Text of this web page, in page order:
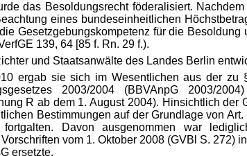
das Besoldungsrecht föderalisiert.
eines bundeseinheitlichen
Gesetzgebungskompetenz für die
139, 64 [85 f. Rn. 29 f.).
und Staatsanwälte des Landes Berlin
ergab sie sich im Wesentlichen aus der
2003/2004 (BBVAnpG
R ab dem 1. August 2004). Hinsichtlich
Bestimmungen auf der Grundlage von
fortgalten. Davon ausgenommen war
vom 1. Oktober 2008 (GVBl S.
ersetzte.